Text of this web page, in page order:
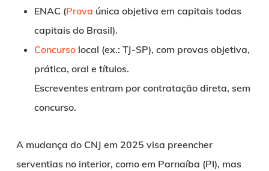
ENAC (Prova única objetiva em capitais todas
capitais do Brasil).
Concursolocal (ex.: TJ-SP), com provas objetiva,
prática, oral e títulos.
Escreventes entram por contratação direta, sem
concurso.
A mudança do CNJ em 2025 visa preencher
serventias no interior, como em Parnaíba (PI), mas